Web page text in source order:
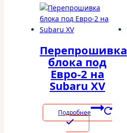
Перепрошивка
блока под
Евро-2 на
Subaru XV
Подробнее